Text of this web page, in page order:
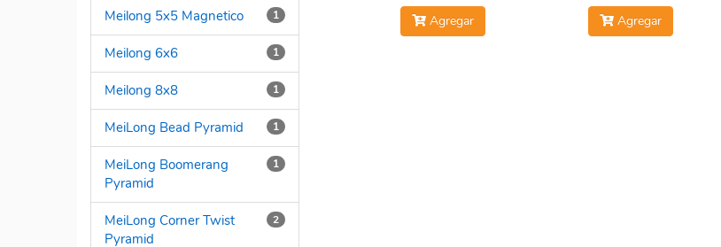
1
Meilong 5x5 Magnetico
1
Meilong 6x6
1
Meilong 8x8
1
MeiLong Bead Pyramid
1
MeiLong Boomerang
Pyramid
2
MeiLong Corner Twist
Pyramid
Agregar Agregar